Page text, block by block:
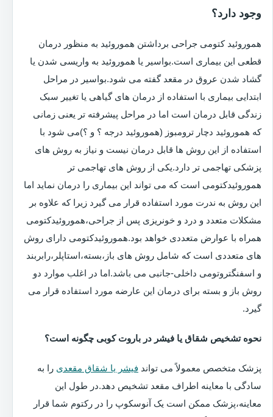
وجود دارد؟
هموروئید کتومی جراحی برداشتن هموروئید به منظور درمان
قطعی این بیماری است.بواسیر یا هموروئید به واریسی شدن یا
گشاد شدن عروق در مقعد گفته می شود.بواسیر در مراحل
ابتدایی بیماری با استفاده از درمان های گیاهی یا تغییر سبک
زندگی قابل درمان است اما در مراحل پیشرفته تر یعنی زمانی
که هموروئید دچار ترومبوز (هموروئید درجه ؟ و ؟)می شود با
استفاده از این روش ها قابل درمان نیست و نیاز به روش های
پزشکی تهاجمی تر دارد.یکی از روش های تهاجمی تر
هموروئیدکتومی است که می تواند این بیماری را درمان نماید اما
این روش به ندرت مورد استفاده قرار می گیرد زیرا که علاوه بر
مشکلات متعدد و درد و خونریزی پس از جراحی،هموروئیدکتومی
همراه با عوارض متعددی خواهد بود.هموروئیدکتومی دارای روش
های متعددی است که شامل روش های باز،بسته،استاپلر،رابربند
و اسفنگتروتومی داخلی-جانبی می باشد.اما در اغلب موارد دو
روش باز و بسته برای درمان این عارضه مورد استفاده قرار می
گیرد.
نحوه تشخیص شقاق یا فیشر در باروت کوبی چگونه است؟
پزشک متخصص معمولاً می تواند فیشر یا شقاق مقعدی را به
سادگی با معاینه اطراف مقعد تشخیص دهد.در طول این
معاینه،پزشک ممکن است یک آنوسکوپ را در رکتوم شما قرار